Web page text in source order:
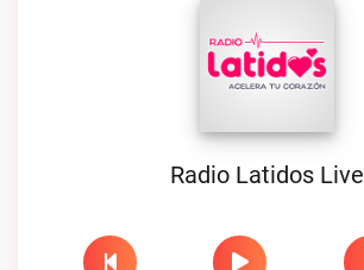
Radio Latidos Live